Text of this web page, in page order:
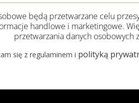
będą przetwarzane celu
handlowe i marketingowe.
przetwarzania danych osobowych
się z regulaminem i polityką